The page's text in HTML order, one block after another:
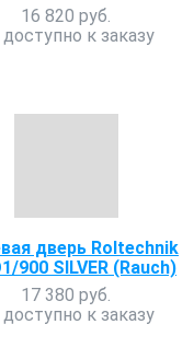
16 820 руб.
к заказу
дверь Roltechnik
900 SILVER (Rauch)
17 380 руб.
к заказу